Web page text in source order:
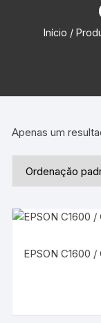
Início /
Apenas um
EPSON C1600